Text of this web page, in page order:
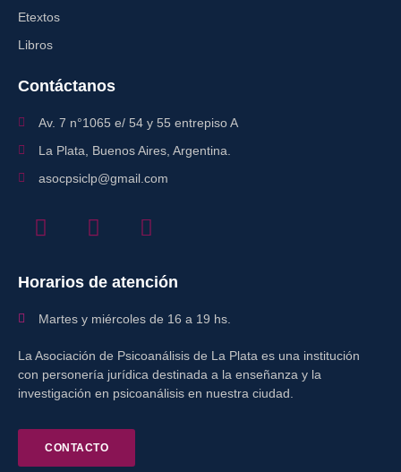
Etextos
Libros
Contáctanos
Av. 7 n°1065 e/ 54 y 55 entrepiso A
La Plata, Buenos Aires, Argentina.
asocpsiclp@gmail.com
Horarios de atención
Martes y miércoles de 16 a 19 hs.
La Asociación de Psicoanálisis de La Plata es una institución
con personería jurídica destinada a la enseñanza y la
investigación en psicoanálisis en nuestra ciudad.
CONTACTO